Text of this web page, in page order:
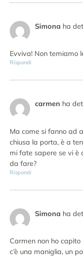
Simona ha
Evviva! Non temiamo
Rispondi
carmen ha
Ma come si fanno ad
chiusa la porta, è a
mi fate sapere se vi è
da fare?
Rispondi
Simona ha
Carmen non ho
c’è una maniglia, un